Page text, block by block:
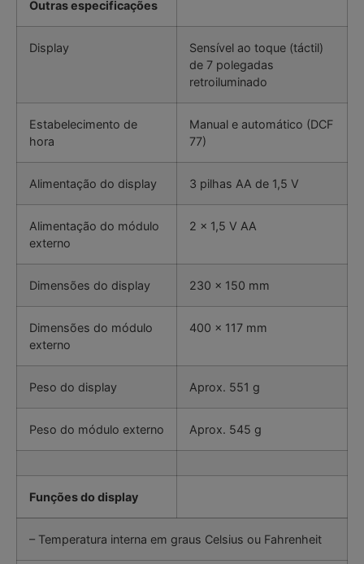
Outras especificações
Display
Sensível ao toque (táctil)
de 7 polegadas
retroiluminado
Estabelecimento de
hora
Manual e automático (DCF
77)
Alimentação do display 3 pilhas AA de 1,5 V
Alimentação do módulo
externo
2 x 1,5 V AA
Dimensões do display 230 x 150 mm
Dimensões do módulo
externo
400 x 117 mm
Peso do display Aprox. 551 g
Peso do módulo externo Aprox. 545 g
Funções do display
– Temperatura interna em graus Celsius ou Fahrenheit